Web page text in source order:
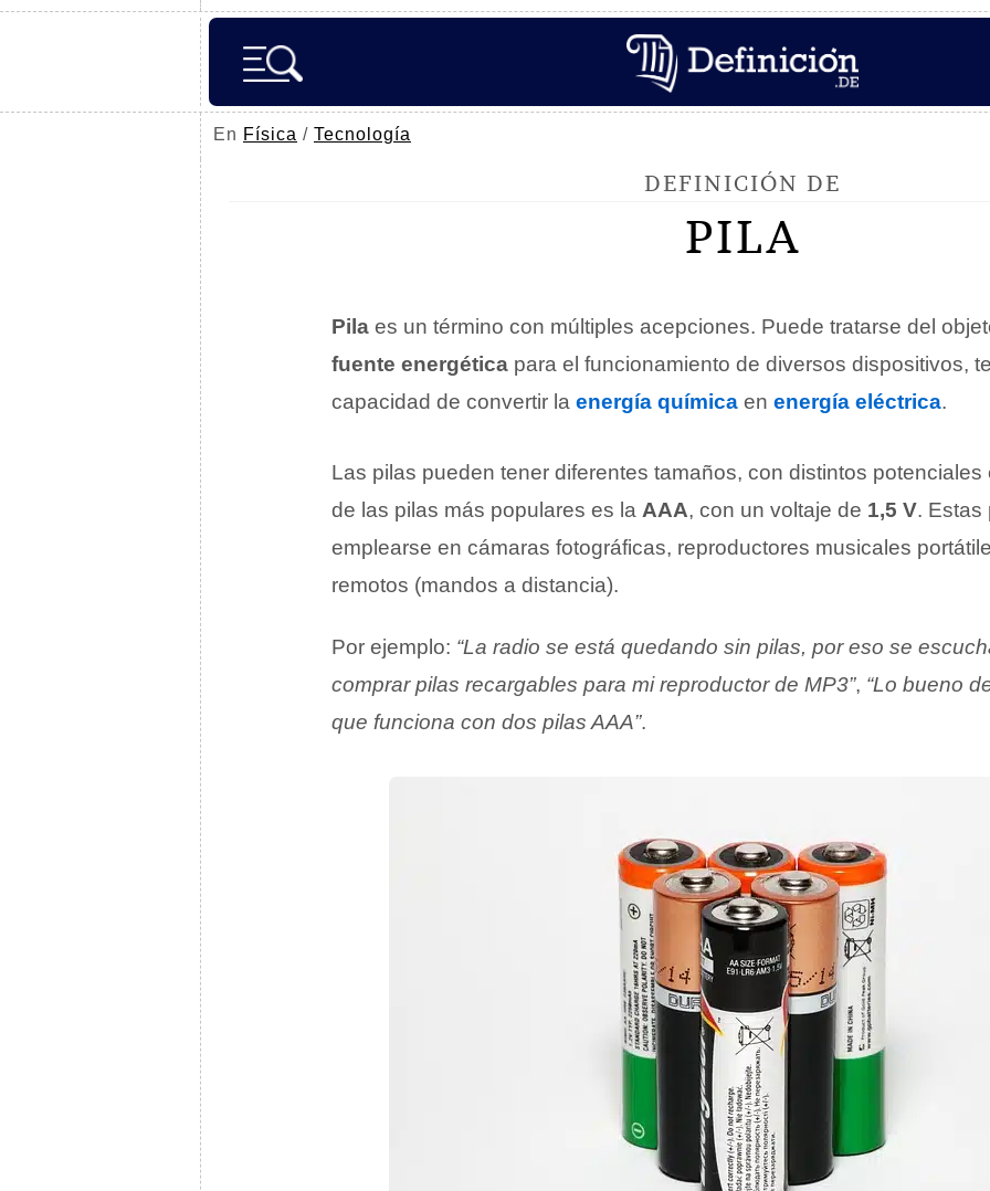
En Física / Tecnología
DEFINICIÓN DE
PILA
Pila es un término con múltiples acepciones. Puede tratarse del
fuente energética para el funcionamiento de diversos dispositivos,
capacidad de convertir la energía química en energía eléctrica.
Las pilas pueden tener diferentes tamaños, con distintos potenciales
de las pilas más populares es la AAA, con un voltaje de 1,5 V. Estas
emplearse en cámaras fotográficas, reproductores musicales
remotos (mandos a distancia).
Por ejemplo: “La radio se está quedando sin pilas, por eso se
comprar pilas recargables para mi reproductor de MP3”, “Lo bueno
que funciona con dos pilas AAA”.